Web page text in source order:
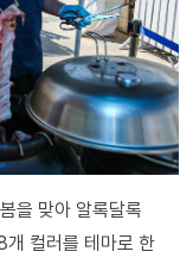
을 맞아 알록달록
개 컬러를 테마로 한